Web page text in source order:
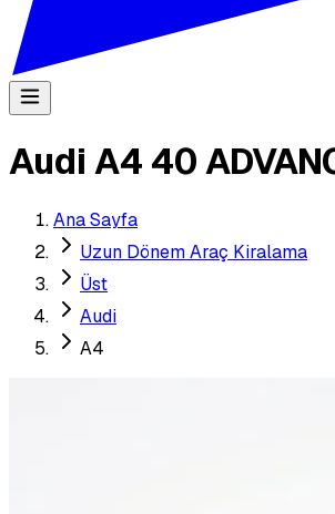
Audi A4 40
Ana Sayfa
Uzun Dönem Araç Kiralama
Üst
Audi
A4